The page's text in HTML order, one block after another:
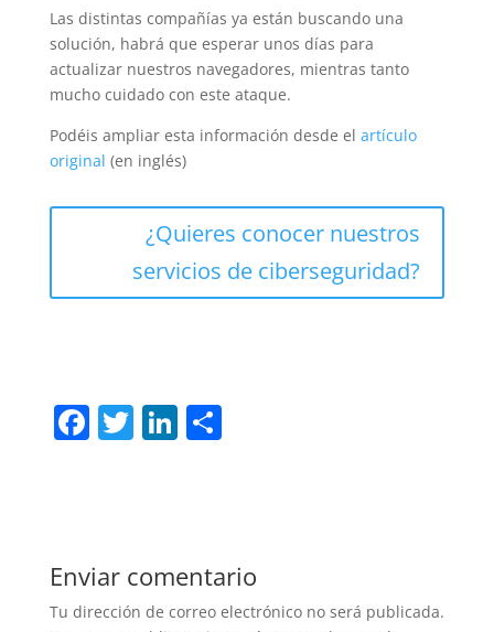
Las distintas compañías ya están buscando una
solución, habrá que esperar unos días para
actualizar nuestros navegadores, mientras tanto
mucho cuidado con este ataque.
Podéis ampliar esta información desde el artículo
original (en inglés)
¿Quieres conocer nuestros
servicios de ciberseguridad?
F
b
o
T Li
dI
n
C
ar
tir
Enviar comentario
Tu dirección de correo electrónico no será publicada.